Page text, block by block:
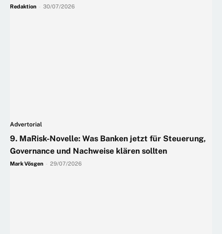
Redaktion 30/07/2026
Advertorial
9. MaRisk-Novelle: Was Banken jetzt für Steuerung,
Governance und Nachweise klären sollten
Mark Vösgen 29/07/2026